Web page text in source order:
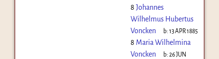
8 Johannes
Wilhelmus Hubertus
Voncken
b:13 APR 1885
8 Maria Wilhelmina
Voncken
b:26 JUN